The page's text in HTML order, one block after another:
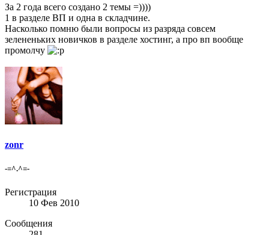
За 2 года всего создано 2 темы =))))
1 в разделе ВП и одна в складчине.
Насколько помню были вопросы из разряда совсем
зелененьких новичков в разделе хостинг, а про вп вообще
промолчу
zonr
-=^.^=-
Регистрация
10 Фев 2010
Сообщения